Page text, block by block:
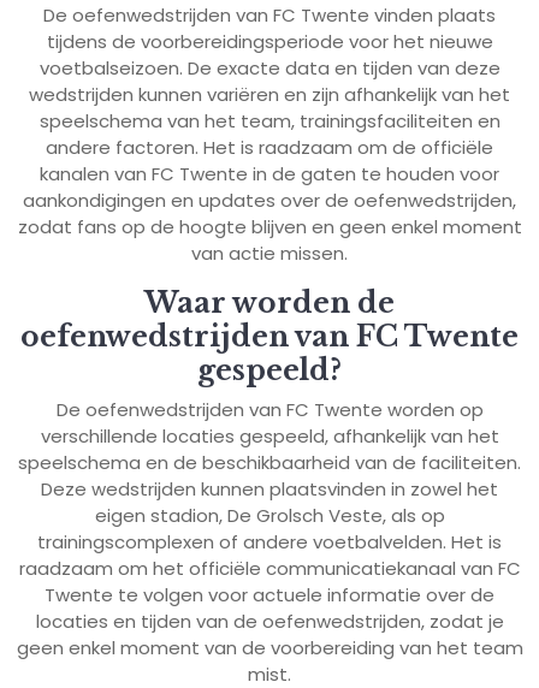
De oefenwedstrijden van FC Twente vinden plaats
tijdens de voorbereidingsperiode voor het nieuwe
voetbalseizoen. De exacte data en tijden van deze
wedstrijden kunnen variëren en zijn afhankelijk van het
speelschema van het team, trainingsfaciliteiten en
andere factoren. Het is raadzaam om de officiële
kanalen van FC Twente in de gaten te houden voor
aankondigingen en updates over de oefenwedstrijden,
zodat fans op de hoogte blijven en geen enkel moment
van actie missen.
Waar worden de
oefenwedstrijden van FC Twente
gespeeld?
De oefenwedstrijden van FC Twente worden op
verschillende locaties gespeeld, afhankelijk van het
speelschema en de beschikbaarheid van de faciliteiten.
Deze wedstrijden kunnen plaatsvinden in zowel het
eigen stadion, De Grolsch Veste, als op
trainingscomplexen of andere voetbalvelden. Het is
raadzaam om het officiële communicatiekanaal van FC
Twente te volgen voor actuele informatie over de
locaties en tijden van de oefenwedstrijden, zodat je
geen enkel moment van de voorbereiding van het team
mist.